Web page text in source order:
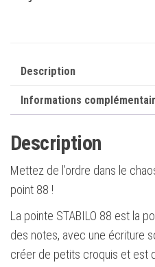
Description
Informations
Description
Mettez de l’ordre dans le
point 88 !
La pointe STABILO 88 est la
des notes, avec une écriture
créer de petits croquis et est